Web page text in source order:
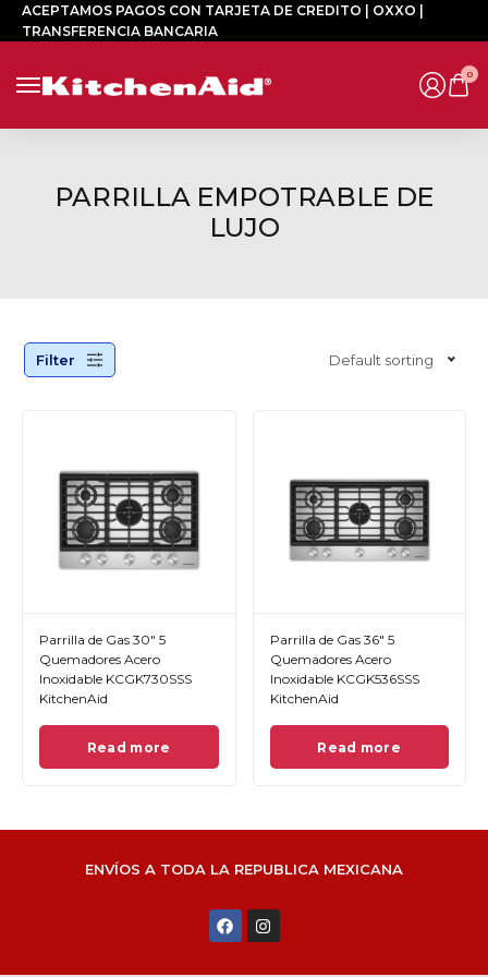
ACEPTAMOS PAGOS CON TARJETA DE CREDITO | OXXO |
TRANSFERENCIA BANCARIA
0
PARRILLA EMPOTRABLE DE
LUJO
Filter Default sorting
Parrilla de Gas 30" 5
Quemadores Acero
Inoxidable KCGK730SSS
KitchenAid
Read more
Parrilla de Gas 36" 5
Quemadores Acero
Inoxidable KCGK536SSS
KitchenAid
Read more
ENVÍOS A TODA LA REPUBLICA MEXICANA